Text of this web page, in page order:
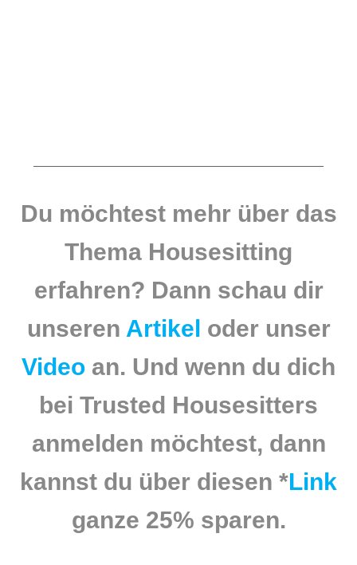
Du möchtest mehr über das
Thema Housesitting
erfahren? Dann schau dir
unseren Artikel oder unser
Video an. Und wenn du dich
bei Trusted Housesitters
anmelden möchtest, dann
kannst du über diesen *Link
ganze 25% sparen.